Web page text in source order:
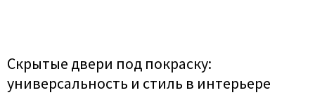
Скрытые двери под покраску:
универсальность и стиль в интерьере